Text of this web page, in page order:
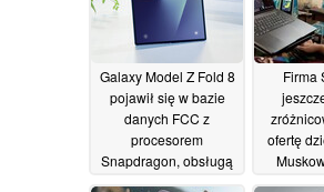
Galaxy Model Z Fold 8
pojawił się w bazie
danych FCC z
procesorem
Snapdragon, obsługą
Firma
ofertę